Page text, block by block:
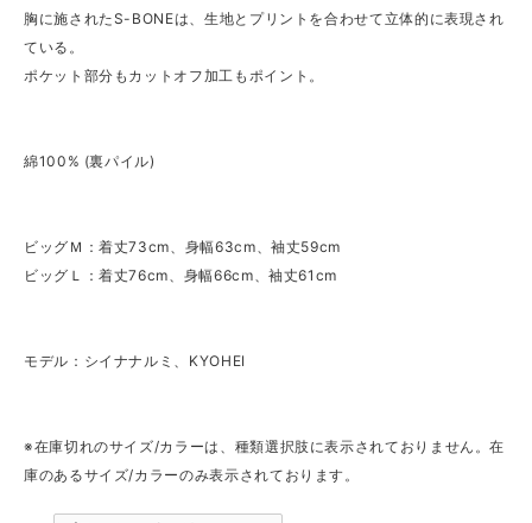
胸に施されたS-BONEは、生地とプリントを合わせて立体的に表現され
ている。
ポケット部分もカットオフ加工もポイント。
綿100% (裏パイル)
ビッグＭ：着丈73cm、身幅63cm、袖丈59cm
ビッグＬ：着丈76cm、身幅66cm、袖丈61cm
モデル：シイナナルミ、KYOHEI
※在庫切れのサイズ/カラーは、種類選択肢に表示されておりません。在
庫のあるサイズ/カラーのみ表示されております。